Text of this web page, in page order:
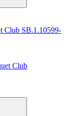
Club SB.1.10599-